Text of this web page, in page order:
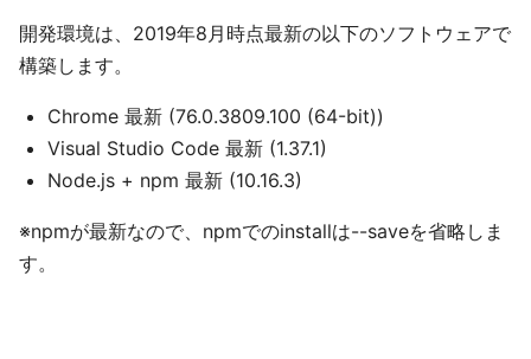
開発環境は、2019年8月時点最新の以下のソフトウェアで
構築します。
Chrome 最新 (76.0.3809.100 (64-bit))
Visual Studio Code 最新 (1.37.1)
Node.js + npm 最新 (10.16.3)
※npmが最新なので、npmでのinstallは--saveを省略しま
す。